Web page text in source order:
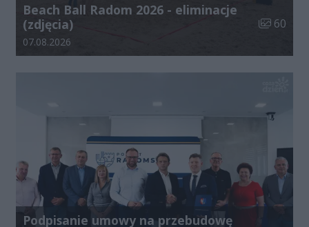
Beach Ball Radom 2026 - eliminacje
(zdjęcia)
Liczba
60
Data dodania galerii:
07.08.2026
Podpisanie umowy na przebudowę